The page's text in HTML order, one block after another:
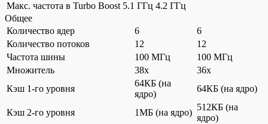
Макс. частота в Turbo Boost 5.1 ГГц 4.2 ГГц
Общее
Количество ядер
6
6
Количество потоков
12
12
Частота шины
100 МГц
100 МГц
Множитель
38x
36x
Кэш 1-го уровня
64КБ (на
ядро)
64КБ (на ядро)
Кэш 2-го уровня 1МБ (на ядро)
512КБ (на
ядро)